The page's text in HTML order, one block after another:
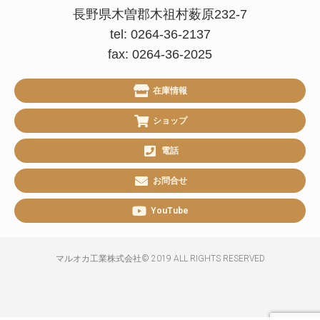
長野県木曽郡木祖村薮原232-7
tel: 0264-36-2137
fax: 0264-36-2025
在庫情報
ショップ
電話
お問合せ
YouTube
マルオカ工業株式会社© 2019 ALL RIGHTS RESERVED​